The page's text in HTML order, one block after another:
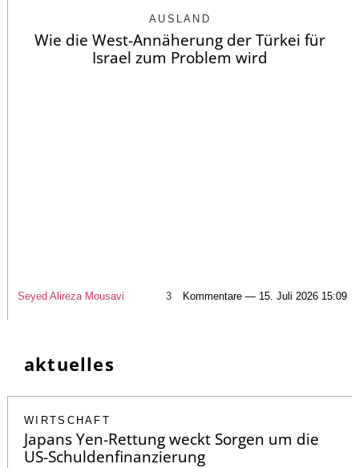
AUSLAND
Wie die West-Annäherung der Türkei für
Israel zum Problem wird
Seyed Alireza Mousavi 3 Kommentare — 15. Juli 2026 15:09
aktuelles
WIRTSCHAFT
Japans Yen-Rettung weckt Sorgen um die
US-Schuldenfinanzierung